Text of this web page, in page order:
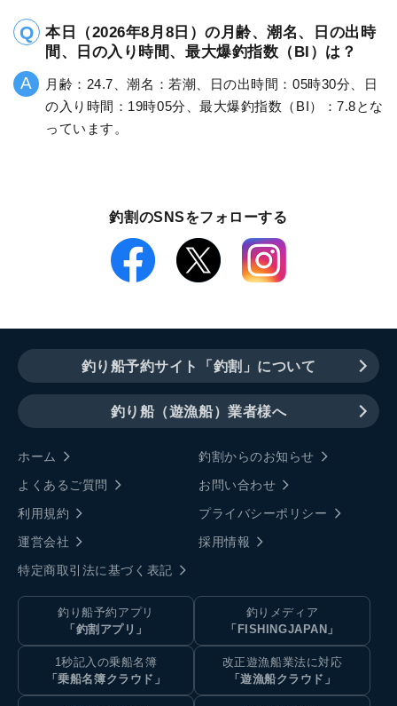
本日（2026年8月8日）の月齢、潮名、日の出時
間、日の入り時間、最大爆釣指数（BI）は？
月齢：24.7、潮名：若潮、日の出時間：05時30分、日
の入り時間：19時05分、最大爆釣指数（BI）：7.8とな
っています。
釣割のSNSをフォローする
釣り船予約サイト「釣割」について
釣り船（遊漁船）業者様へ
ホーム
釣割からのお知らせ
よくあるご質問
お問い合わせ
利用規約
プライバシーポリシー
運営会社
採用情報
特定商取引法に基づく表記
釣り船予約アプリ
「釣割アプリ」
釣りメディア
「FISHINGJAPAN」
1秒記入の乗船名簿
「乗船名簿クラウド」
改正遊漁船業法に対応
「遊漁船クラウド」